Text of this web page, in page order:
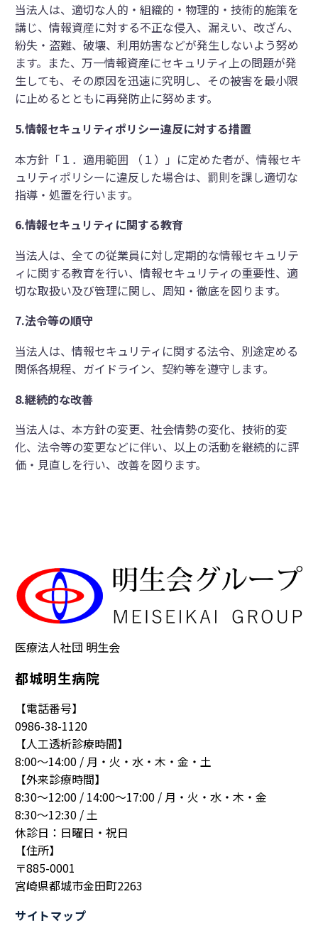
当法人は、適切な人的・組織的・物理的・技術的施策を
講じ、情報資産に対する不正な侵入、漏えい、改ざん、
紛失・盗難、破壊、利用妨害などが発生しないよう努め
ます。また、万一情報資産にセキュリティ上の問題が発
生しても、その原因を迅速に究明し、その被害を最小限
に止めるとともに再発防止に努めます。
5.情報セキュリティポリシー違反に対する措置
本方針「１．適用範囲 （１）」に定めた者が、情報セキ
ュリティポリシーに違反した場合は、罰則を課し適切な
指導・処置を行います。
6.情報セキュリティに関する教育
当法人は、全ての従業員に対し定期的な情報セキュリテ
ィに関する教育を行い、情報セキュリティの重要性、適
切な取扱い及び管理に関し、周知・徹底を図ります。
7.法令等の順守
当法人は、情報セキュリティに関する法令、別途定める
関係各規程、ガイドライン、契約等を遵守します。
8.継続的な改善
当法人は、本方針の変更、社会情勢の変化、技術的変
化、法令等の変更などに伴い、以上の活動を継続的に評
価・見直しを行い、改善を図ります。
医療法人社団 明生会
都城明生病院
【電話番号】
0986-38-1120
【人工透析診療時間】
8:00～14:00 / 月・火・水・木・金・土
【外来診療時間】
8:30～12:00 / 14:00～17:00 / 月・火・水・木・金
8:30～12:30 / 土
休診日：日曜日・祝日
【住所】
〒885-0001
宮崎県都城市金田町2263
サイトマップ